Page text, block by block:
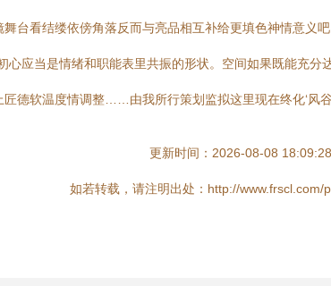
台看结缕依傍角落反而与亮品相互补给更填色神情意义
心应当是情绪和职能表里共振的形状。空间如果既能充
德软温度情调整……由我所行策划监拟这里现在终化‘风
更新时间：2026-08-08 18:09:28
如若转载，请注明出处：http://www.frscl.com/